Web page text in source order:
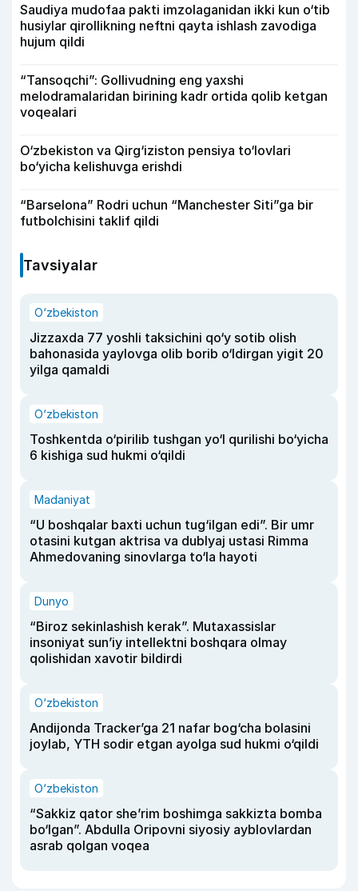
Saudiya mudofaa pakti imzolaganidan ikki kun o‘tib
husiylar qirollikning neftni qayta ishlash zavodiga
hujum qildi
“Tansoqchi”: Gollivudning eng yaxshi
melodramalaridan birining kadr ortida qolib ketgan
voqealari
O‘zbekiston va Qirg‘iziston pensiya to‘lovlari
bo‘yicha kelishuvga erishdi
“Barselona” Rodri uchun “Manchester Siti”ga bir
futbolchisini taklif qildi
Tavsiyalar
O‘zbekiston
Jizzaxda 77 yoshli taksichini qo‘y sotib olish
bahonasida yaylovga olib borib o‘ldirgan yigit 20
yilga qamaldi
O‘zbekiston
Toshkentda o‘pirilib tushgan yo‘l qurilishi bo‘yicha
6 kishiga sud hukmi o‘qildi
Madaniyat
“U boshqalar baxti uchun tug‘ilgan edi”. Bir umr
otasini kutgan aktrisa va dublyaj ustasi Rimma
Ahmedovaning sinovlarga to‘la hayoti
Dunyo
“Biroz sekinlashish kerak”. Mutaxassislar
insoniyat sun’iy intellektni boshqara olmay
qolishidan xavotir bildirdi
O‘zbekiston
Andijonda Tracker’ga 21 nafar bog‘cha bolasini
joylab, YTH sodir etgan ayolga sud hukmi o‘qildi
O‘zbekiston
“Sakkiz qator she’rim boshimga sakkizta bomba
bo‘lgan”. Abdulla Oripovni siyosiy ayblovlardan
asrab qolgan voqea